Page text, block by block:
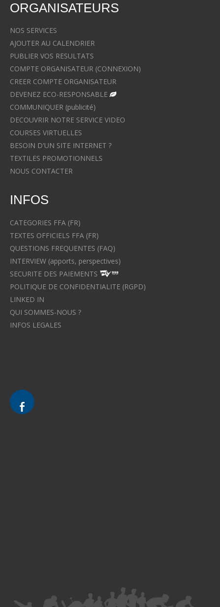
ORGANISATEURS
NOS SERVICES
AJOUTER AU CALENDRIER
PUBLIER VOS RESULTATS
COMPTE ORGANISATEUR (CONNEXION)
CREER COMPTE ORGANISATEUR
DEVENEZ ECO-RESPONSABLE
COMMUNIQUER (publicité)
DECOUVRIR NOTRE SERVICE VIDEO
COURSES VIRTUELLES
BESOIN D'UN SITE INTERNET ?
TEXTILES PROMOTIONNELS
NOUS CONTACTER
INFOS
CATEGORIES FFA (FR)
TEXTES OFFICIELS FFA (FR)
QUESTIONS FREQUENTES (FAQ)
INTERVIEW (apports, perspectives)
SECURITE DES PAIEMENTS
POLITIQUE DE CONFIDENTIALITE (RGPD)
LINKED IN
QUI SOMMES-NOUS ?
INFOS LEGALES